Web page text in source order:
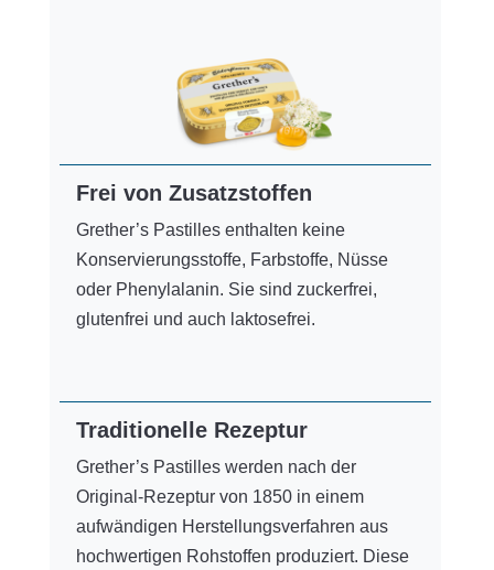
Frei von Zusatzstoffen
Grether’s Pastilles enthalten keine
Konservierungsstoffe, Farbstoffe, Nüsse
oder Phenylalanin. Sie sind zuckerfrei,
glutenfrei und auch laktosefrei.
Traditionelle Rezeptur
Grether’s Pastilles werden nach der
Original-Rezeptur von 1850 in einem
aufwändigen Herstellungsverfahren aus
hochwertigen Rohstoffen produziert. Diese